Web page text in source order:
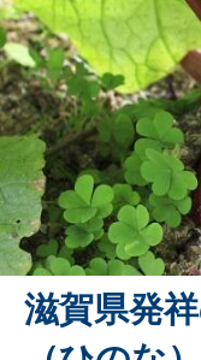
滋賀県発